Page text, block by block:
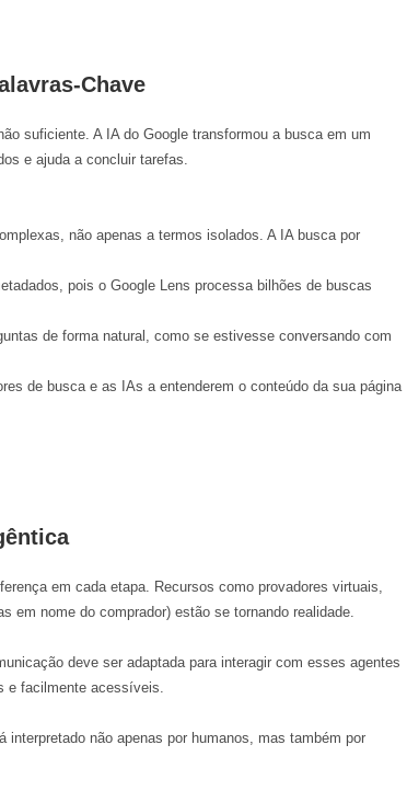
Chave
suficiente. A IA do Google transformou a busca em um
e ajuda a concluir tarefas.
não apenas a termos isolados. A IA busca por
pois o Google Lens processa bilhões de buscas
de forma natural, como se estivesse conversando com
de busca e as IAs a entenderem o conteúdo da sua página
em cada etapa. Recursos como provadores virtuais,
em nome do comprador) estão se tornando realidade.
deve ser adaptada para interagir com esses agentes
e facilmente acessíveis.
não apenas por humanos, mas também por